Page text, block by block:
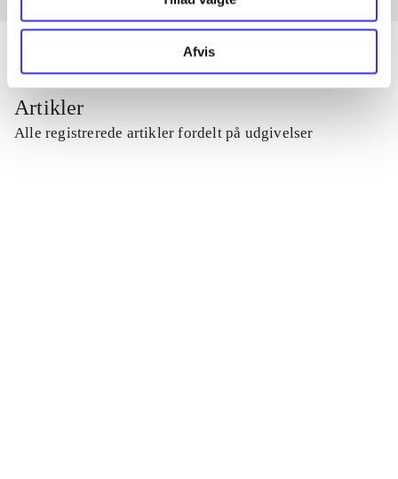
Afvis
Artikler
Alle registrerede artikler fordelt på udgivelser